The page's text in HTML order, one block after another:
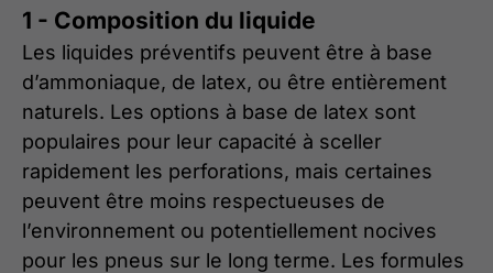
1 - Composition du liquide
Les liquides préventifs peuvent être à base
d’ammoniaque, de latex, ou être entièrement
naturels. Les options à base de latex sont
populaires pour leur capacité à sceller
rapidement les perforations, mais certaines
peuvent être moins respectueuses de
l’environnement ou potentiellement nocives
pour les pneus sur le long terme. Les formules